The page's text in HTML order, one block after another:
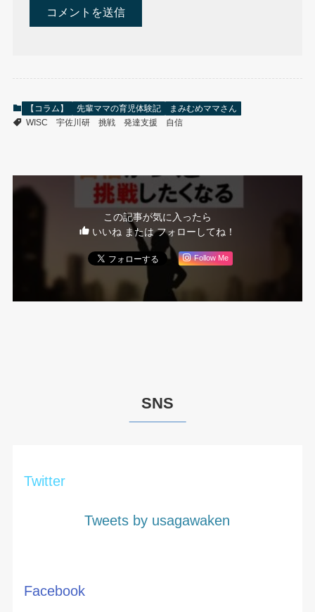
SNS
Twitter
Tweets by usagawaken
Facebook
【コラム】 先輩ママの育児体験記
まみむめママさん
WISC
宇佐川研 挑戦 発達支援 自信
この記事が気に入ったら
いいね または フォローしてね！
Follow Me